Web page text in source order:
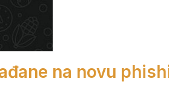
na novu